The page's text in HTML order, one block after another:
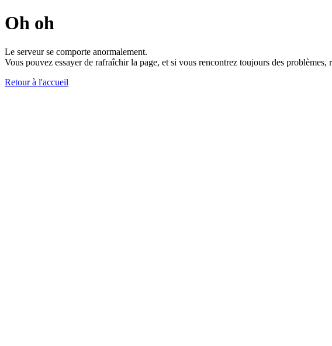
Oh oh
Le serveur se comporte anormalement.
Vous pouvez essayer de rafraîchir la page, et si vous rencontrez toujours des
Retour à l'accueil